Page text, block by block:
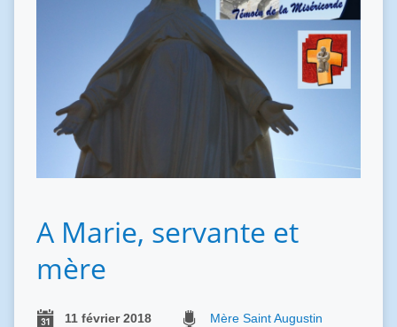
A Marie, servante et
mère
11 février 2018 Mère Saint Augustin